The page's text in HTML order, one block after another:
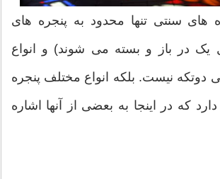
های سنتی تنها محدود به پنجره های
یک در باز و بسته می شوند) و انواع
دوتکه نیست. بلکه انواع مختلف پنجره
که در اینجا به بعضی از آنها اشاره